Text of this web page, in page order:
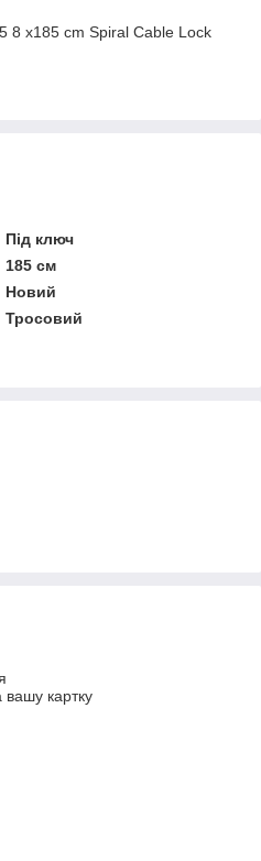
8 x185 cm Spiral Cable Lock
Під ключ
185 см
Новий
Тросовий
вашу картку